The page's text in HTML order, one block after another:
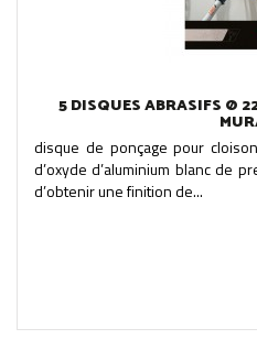
5 DISQUES ABRASIFS Ø
disque de ponçage pour
d’oxyde d’aluminium blanc de
d’obtenir une finition de...